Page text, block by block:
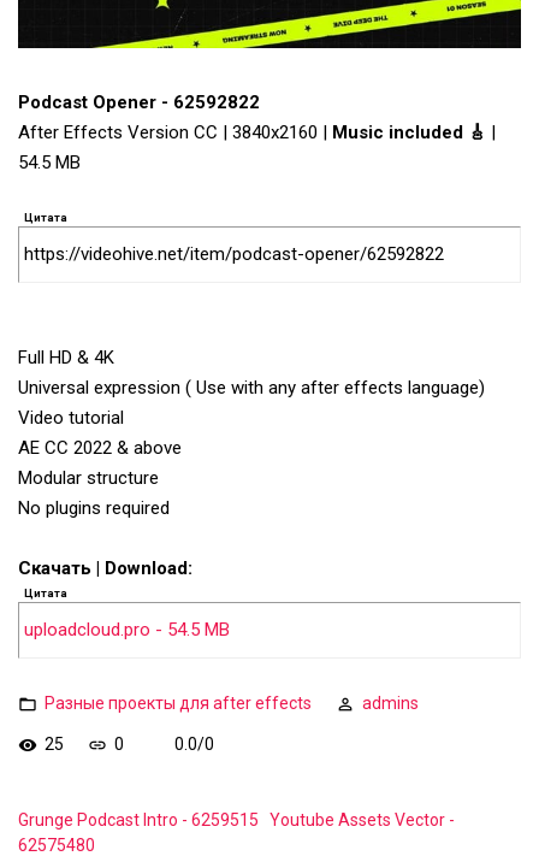
Podcast Opener - 62592822
After Effects Version CC | 3840x2160 | Music included 🎸 |
54.5 MB
Цитата
https://videohive.net/item/podcast-opener/62592822
Full HD & 4K
Universal expression ( Use with any after effects language)
Video tutorial
AE CC 2022 & above
Modular structure
No plugins required
Скачать | Download:
Цитата
uploadcloud.pro - 54.5 MB
Разные проекты для after effects admins
25 0 0.0/0
Grunge Podcast Intro - 6259515
Youtube Assets Vector -
62575480